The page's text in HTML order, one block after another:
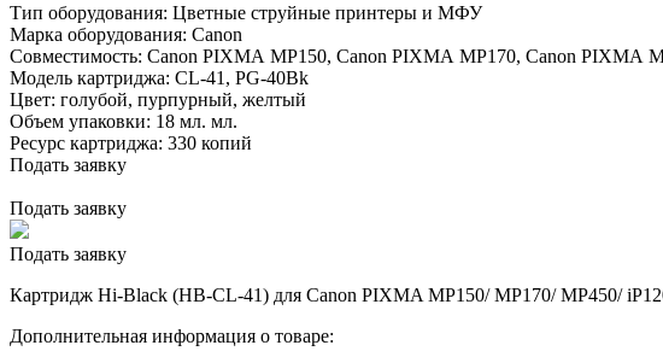
Тип оборудования: Цветные струйные принтеры и МФУ
Марка оборудования: Canon
Совместимость: Canon PIXMA MP150, Canon PIXMA MP170, Canon PIXMA
Модель картриджа: CL-41, PG-40Bk
Цвет: голубой, пурпурный, желтый
Объем упаковки: 18 мл. мл.
Ресурс картриджа: 330 копий
Подать заявку
Подать заявку
Подать заявку
Картридж Hi-Black (HB-CL-41) для Canon PIXMA MP150/ MP170/ MP450/
Дополнительная информация о товаре: